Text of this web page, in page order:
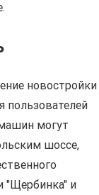
новостройки
пользователей
могут
шоссе,
"Щербинка" и